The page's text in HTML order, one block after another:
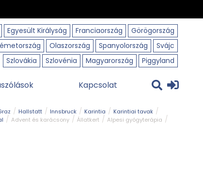
Egyesült Királyság Franciaország
Görögország
Olaszország Spanyolország
Svájc
Szlovákia
Szlovénia Magyarország Piggyland
Kapcsolat
Hallstatt Innsbruck Karintia
Karintiai tavak
Advent és karácsony Állatkert
Alpesi gyógyterápia